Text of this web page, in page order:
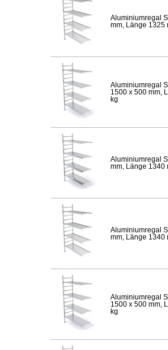
Aluminiumregal
mm, Länge 1325
Aluminiumregal
1500 x 500 mm,
kg
Aluminiumregal
mm, Länge 1340
Aluminiumregal
mm, Länge 1340
Aluminiumregal
1500 x 500 mm,
kg